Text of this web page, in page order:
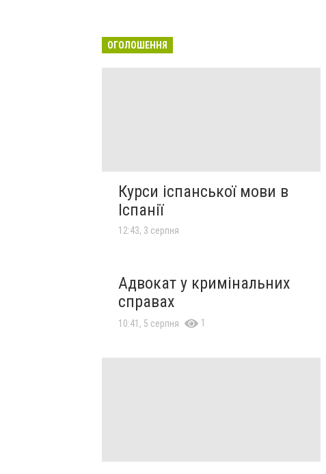
ОГОЛОШЕННЯ
Курси іспанської мови в
Іспанії
12:43, 3 серпня
Адвокат у кримінальних
справах
10:41, 5 серпня 1